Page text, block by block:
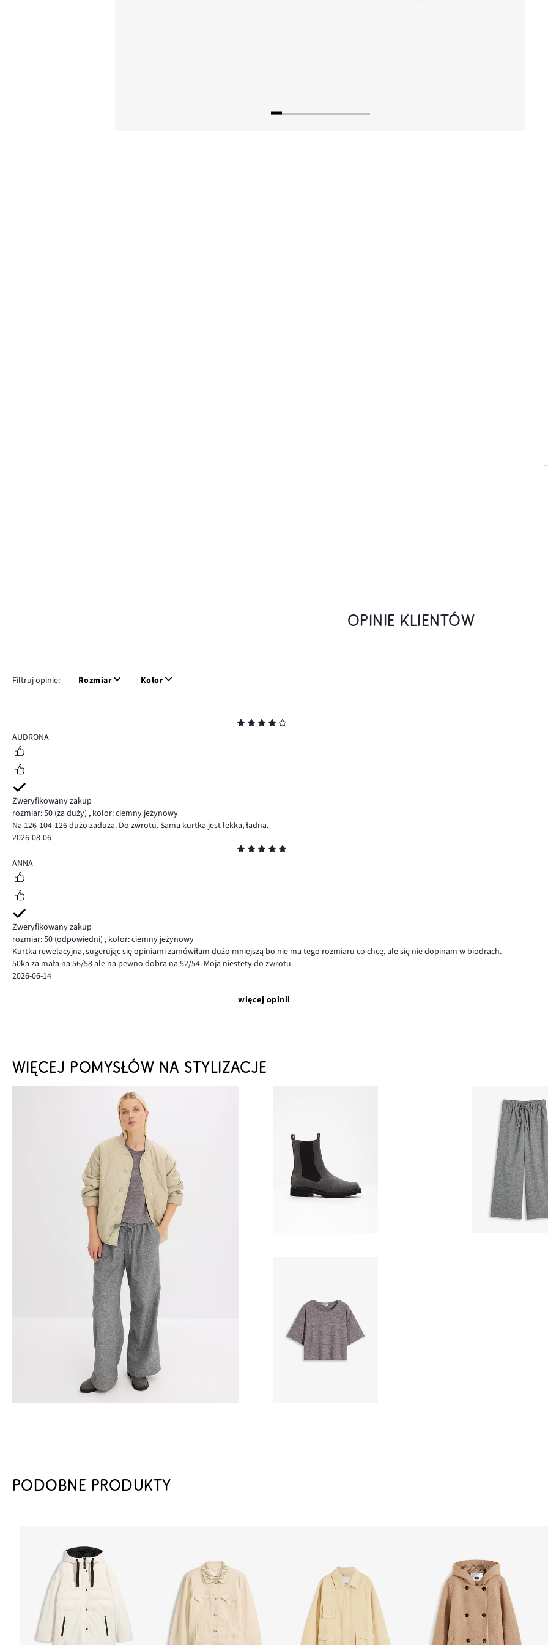
OPINIE KLIENTÓW
Filtruj opinie: Rozmiar Kolor
4
AUDRONA
Zweryfikowany zakup
rozmiar: 50 (za duży) , kolor: ciemny jeżynowy
Na 126-104-126 dużo zaduża. Do zwrotu. Sama kurtka jest lekka, ładna.
2026-08-06
5
ANNA
Zweryfikowany zakup
rozmiar: 50 (odpowiedni) , kolor: ciemny jeżynowy
Kurtka rewelacyjna, sugerując się opiniami zamówiłam dużo mniejszą bo nie ma tego rozmiaru co chcę, ale się nie dopinam w biodrach.
50ka za mała na 56/58 ale na pewno dobra na 52/54. Moja niestety do zwrotu.
2026-06-14
więcej opinii
WIĘCEJ POMYSŁÓW NA STYLIZACJE
PODOBNE PRODUKTY